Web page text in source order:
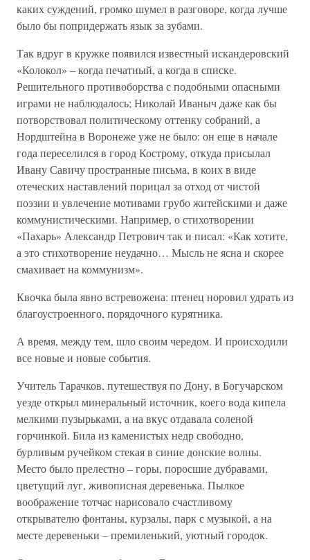
каких суждений, громко шумел в разговоре, когда лучше
было бы попридержать язык за зубами.
Так вдруг в кружке появился известный искандеровский
«Колокол» – когда печатный, а когда в списке.
Решительного противоборства с подобными опасными
играми не наблюдалось; Николай Иваныч даже как бы
потворствовал политическому оттенку собраний, а
Нордштейна в Воронеже уже не было: он еще в начале
года переселился в город Кострому, откуда присылал
Ивану Савичу пространные письма, в коих в виде
отеческих наставлений порицал за отход от чистой
поэзии и увлечение мотивами грубо житейскими и даже
коммунистическими. Например, о стихотворении
«Пахарь» Александр Петрович так и писал: «Как хотите,
а это стихотворение неудачно… Мысль не ясна и скорее
смахивает на коммунизм».
Квочка была явно встревожена: птенец норовил удрать из
благоустроенного, порядочного курятника.
А время, между тем, шло своим чередом. И происходили
все новые и новые события.
Учитель Тарачков, путешествуя по Дону, в Богучарском
уезде открыл минеральный источник, коего вода кипела
мелкими пузырьками, а на вкус отдавала соленой
горчинкой. Била из каменистых недр свободно,
бурливым ручейком стекая в синие донские волны.
Место было прелестно – горы, поросшие дубравами,
цветущий луг, живописная деревенька. Пылкое
воображение тотчас нарисовало счастливому
открывателю фонтаны, курзалы, парк с музыкой, а на
месте деревеньки – премиленький, уютный городок.